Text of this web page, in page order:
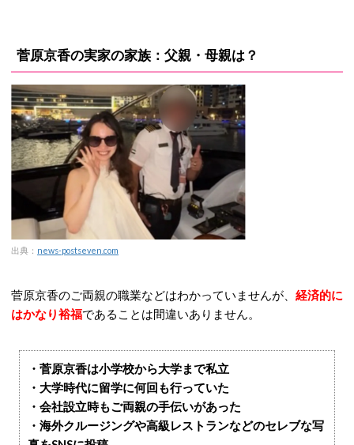
菅原京香の実家の家族：父親・母親は？
出典： news-postseven.com
菅原京香のご両親の職業などはわかっていませんが、 経済的に
はかなり裕福であることは間違いありません。
・菅原京香は小学校から大学まで私立
・大学時代に留学に何回も行っていた
・会社設立時もご両親の手伝いがあった
・海外クルージングや高級レストランなどのセレブな写